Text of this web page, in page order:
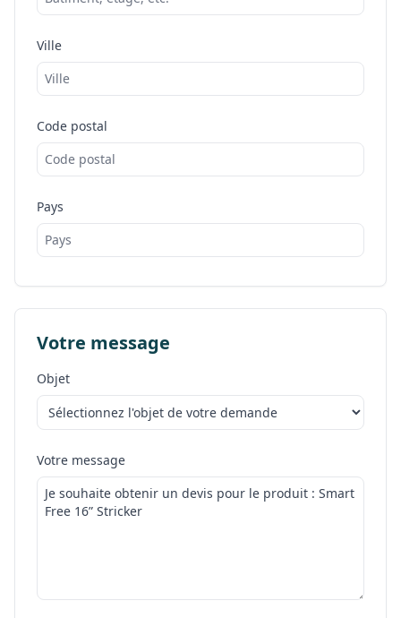
Ville
Code postal
Pays
Votre message
Objet
Votre message